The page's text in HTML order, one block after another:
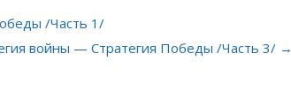
/Часть 1/
войны — Стратегия Победы /Часть 3/ →